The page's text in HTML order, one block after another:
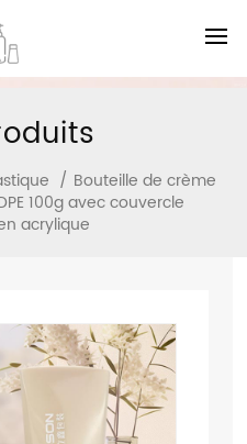
/ Bouteille de crème
100g avec couvercle
acrylique